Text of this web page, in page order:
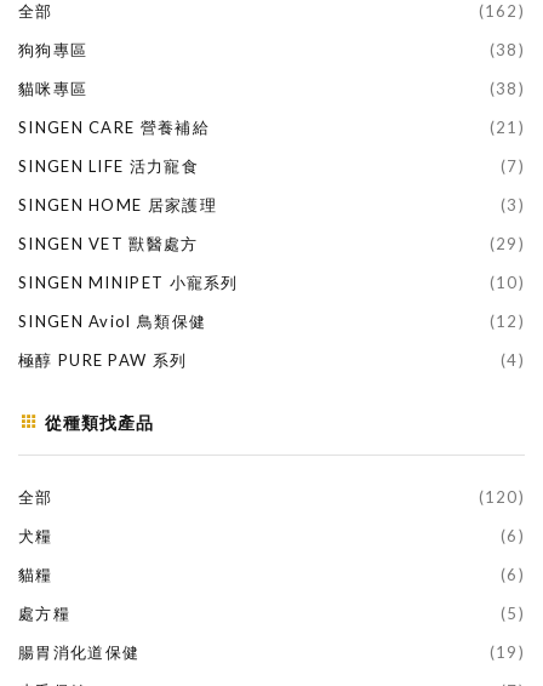
全部
(162)
狗狗專區
(38)
貓咪專區
(38)
SINGEN CARE 營養補給
(21)
SINGEN LIFE 活力寵食
(7)
SINGEN HOME 居家護理
(3)
SINGEN VET 獸醫處方
(29)
SINGEN MINIPET 小寵系列
(10)
SINGEN Aviol 鳥類保健
(12)
極醇 PURE PAW 系列
(4)
從種類找產品
全部
(120)
犬糧
(6)
貓糧
(6)
處方糧
(5)
腸胃消化道保健
(19)